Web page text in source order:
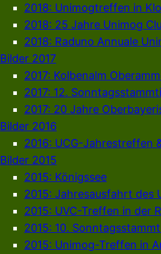
2018: Unimogtreffen in
2018: 25 Jahre Unimog
2018: Raduno Annuale
Bilder 2017
2017: Kolbenalm
2017: 12.
2017: 20 Jahre
Bilder 2016
2016: UCG-Jahrestreffen
Bilder 2015
2015: Königssee
2015: Jahresausfahrt des
2015: UVC-Treffen in der
2015: 10.
2015: Unimog-Treffen in